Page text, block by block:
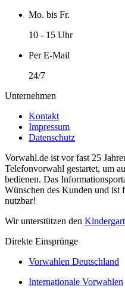
Mo. bis Fr.
10 - 15 Uhr
Per E-Mail
24/7
Unternehmen
Kontakt
Impressum
Datenschutz
Vorwahl.de ist vor fast 25
Telefonvorwahl gestartet, um
bedienen. Das
Wünschen des Kunden und ist
nutzbar!
Wir unterstützen den
Direkte Einsprünge
Vorwahlen Deutschland
Internationale Vorwahlen